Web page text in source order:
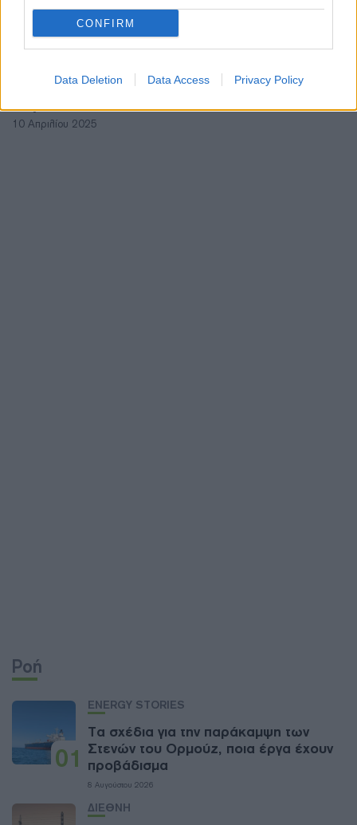
CONFIRM
Data Deletion Data Access Privacy Policy
ΠΟΛΙΤΙΚΗ
Τραμπ για δασμούς: Εκτιμώ τα σχόλια του
10 Απριλίου 2025
Ροή
01
ENERGY STORIES
Τα σχέδια για την παράκαμψη των
Στενών του Ορμούζ, ποια έργα έχουν
προβάδισμα
8 Αυγούστου 2026
ΔΙΕΘΝΗ